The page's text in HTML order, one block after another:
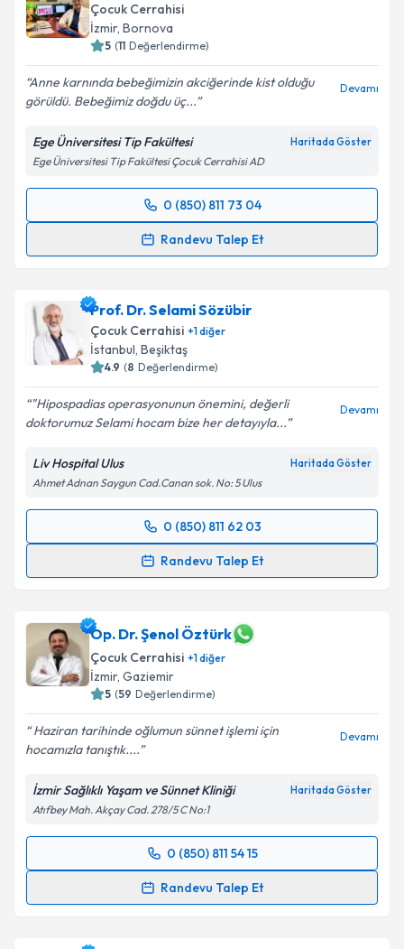
E-posta Adresiniz
Kişisel verilerimin işlenmesine ilişkin
kapsamda işlenmesini kabul ediyorum.
Takvim Talebini Gönder
Çocuk Cerrahisi
İzmir, Bornova
5 (11 Değerlendirme)
Anne karnında bebeğimizin akciğerinde kist olduğu
görüldü. Bebeğimiz doğdu üç...
Devamı
Ege Üniversitesi Tip Fakültesi Haritada Göster
Ege Üniversitesi Tip Fakültesi Çocuk Cerrahisi AD
0 (850) 811 73 04
Randevu Talep Et
Randevu Takvimi Talebi
takvim hazırlandığında e-posta ile bilgilendireceğiz.
E-posta Adresiniz
Kişisel verilerimin işlenmesine ilişkin
kapsamda işlenmesini kabul ediyorum.
Takvim Talebini Gönder
Prof. Dr. Selami Sözübir
Çocuk Cerrahisi +1diğer
İstanbul, Beşiktaş
4.9 (8 Değerlendirme)
"Hipospadias operasyonunun önemini, değerli
doktorumuz Selami hocam bize her detayıyla...
Devamı
Liv Hospital Ulus Haritada Göster
Ahmet Adnan Saygun Cad.Canan sok. No: 5 Ulus
0 (850) 811 62 03
Randevu Talep Et
Randevu Takvimi Talebi
takvim hazırlandığında e-posta ile bilgilendireceğiz.
E-posta Adresiniz
Kişisel verilerimin işlenmesine ilişkin
kapsamda işlenmesini kabul ediyorum.
Takvim Talebini Gönder
Op. Dr. Şenol Öztürk
Çocuk Cerrahisi +1diğer
İzmir, Gaziemir
5 (59 Değerlendirme)
Haziran tarihinde oğlumun sünnet işlemi için
hocamızla tanıştık....
Devamı
İzmir Sağlıklı Yaşam ve Sünnet Kliniği Haritada Göster
Atıfbey Mah. Akçay Cad. 278/5 C No:1
0 (850) 811 54 15
Randevu Talep Et
Randevu Takvimi Talebi